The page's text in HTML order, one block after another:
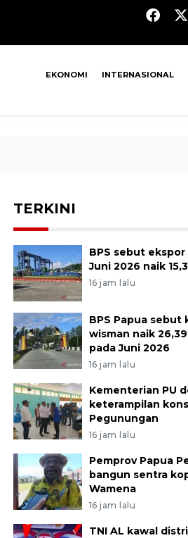
EKONOMI INTERNASIONAL
TERKINI
BPS sebut ekspor
Juni 2026 naik
16 jam lalu
BPS Papua sebut
wisman naik
pada Juni 2026
16 jam lalu
Kementerian PU
keterampilan
Pegunungan
16 jam lalu
Pemprov Papua
bangun sentra
Wamena
16 jam lalu
TNI AL kawal